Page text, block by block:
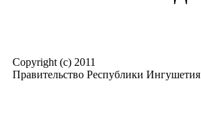
Copyright (c) 2011
Правительство Республики Ингушетия